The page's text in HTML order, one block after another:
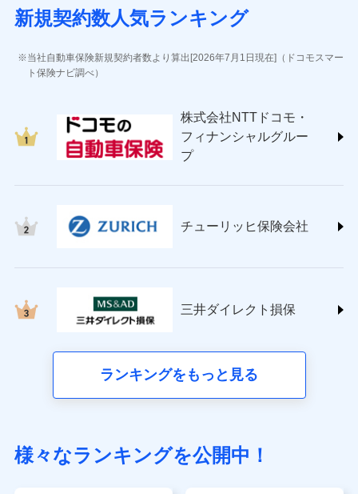
ジェイアイ傷害火災保険株式会社
ソニー損害保険株式会社
(https://www.sonysonpo.co.jp/)
ＳＯＭＰＯダイレクト損害保険株式会社
(https://www.sompo-direct.co.jp/)
チューリッヒ保険会社 (https://www.zurich.co.jp/)
(https://www.nisshinfire.co.jp/)
(https://www.petfamilyins.co.jp/)
ins.com/)
三井ダイレクト損害保険株式会社
（https://www.sonylife.co.jp）
新規契約数人気ランキング
当社自動車保険新規契約者数より算出[2026年7月1日現在]（ドコモスマー
ト保険ナビ調べ）
株式会社NTTドコモ・
フィナンシャルグルー
プ
チューリッヒ保険会社
三井ダイレクト損保
ランキングをもっと見る
様々なランキングを公開中！